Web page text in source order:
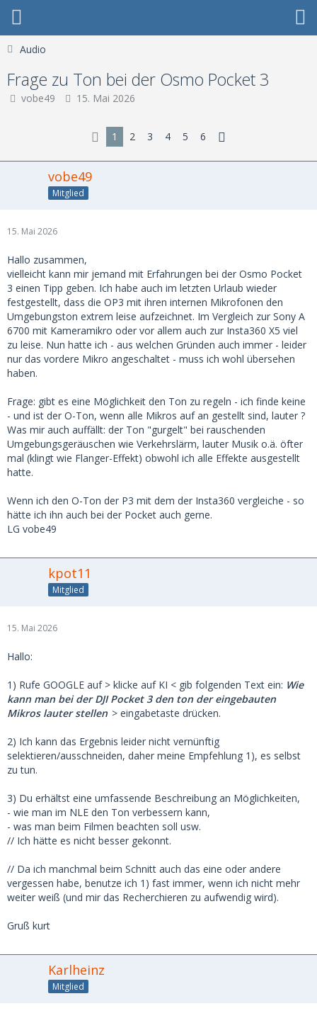
Audio
Frage zu Ton bei der Osmo Pocket 3
vobe49 15. Mai 2026
1 2 3 4 5 6
vobe49
Mitglied
15. Mai 2026
Hallo zusammen,
vielleicht kann mir jemand mit Erfahrungen bei der Osmo Pocket
3 einen Tipp geben. Ich habe auch im letzten Urlaub wieder
festgestellt, dass die OP3 mit ihren internen Mikrofonen den
Umgebungston extrem leise aufzeichnet. Im Vergleich zur Sony A
6700 mit Kameramikro oder vor allem auch zur Insta360 X5 viel
zu leise. Nun hatte ich - aus welchen Gründen auch immer - leider
nur das vordere Mikro angeschaltet - muss ich wohl übersehen
haben.
Frage: gibt es eine Möglichkeit den Ton zu regeln - ich finde keine
- und ist der O-Ton, wenn alle Mikros auf an gestellt sind, lauter ?
Was mir auch auffällt: der Ton "gurgelt" bei rauschenden
Umgebungsgeräuschen wie Verkehrslärm, lauter Musik o.ä. öfter
mal (klingt wie Flanger-Effekt) obwohl ich alle Effekte ausgestellt
hatte.
Wenn ich den O-Ton der P3 mit dem der Insta360 vergleiche - so
hätte ich ihn auch bei der Pocket auch gerne.
LG vobe49
kpot11
Mitglied
15. Mai 2026
Hallo:
1) Rufe GOOGLE auf > klicke auf KI < gib folgenden Text ein: Wie
kann man bei der DJI Pocket 3 den ton der eingebauten
Mikros lauter stellen > eingabetaste drücken.
2) Ich kann das Ergebnis leider nicht vernünftig
selektieren/ausschneiden, daher meine Empfehlung 1), es selbst
zu tun.
3) Du erhältst eine umfassende Beschreibung an Möglichkeiten,
- wie man im NLE den Ton verbessern kann,
- was man beim Filmen beachten soll usw.
// Ich hätte es nicht besser gekonnt.
// Da ich manchmal beim Schnitt auch das eine oder andere
vergessen habe, benutze ich 1) fast immer, wenn ich nicht mehr
weiter weiß (und mir das Recherchieren zu aufwendig wird).
Gruß kurt
Karlheinz
Mitglied